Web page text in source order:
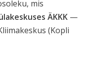
mis
ÄKKK —
(Kopli